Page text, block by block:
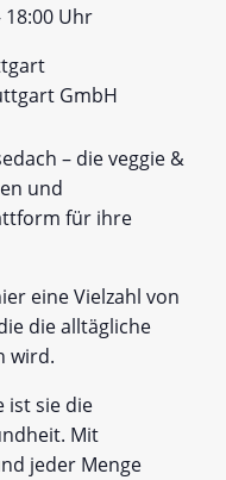
18:00 Uhr
GmbH
– die veggie &
und
für ihre
eine Vielzahl von
die alltägliche
wird.
ist sie die
Mit
jeder Menge